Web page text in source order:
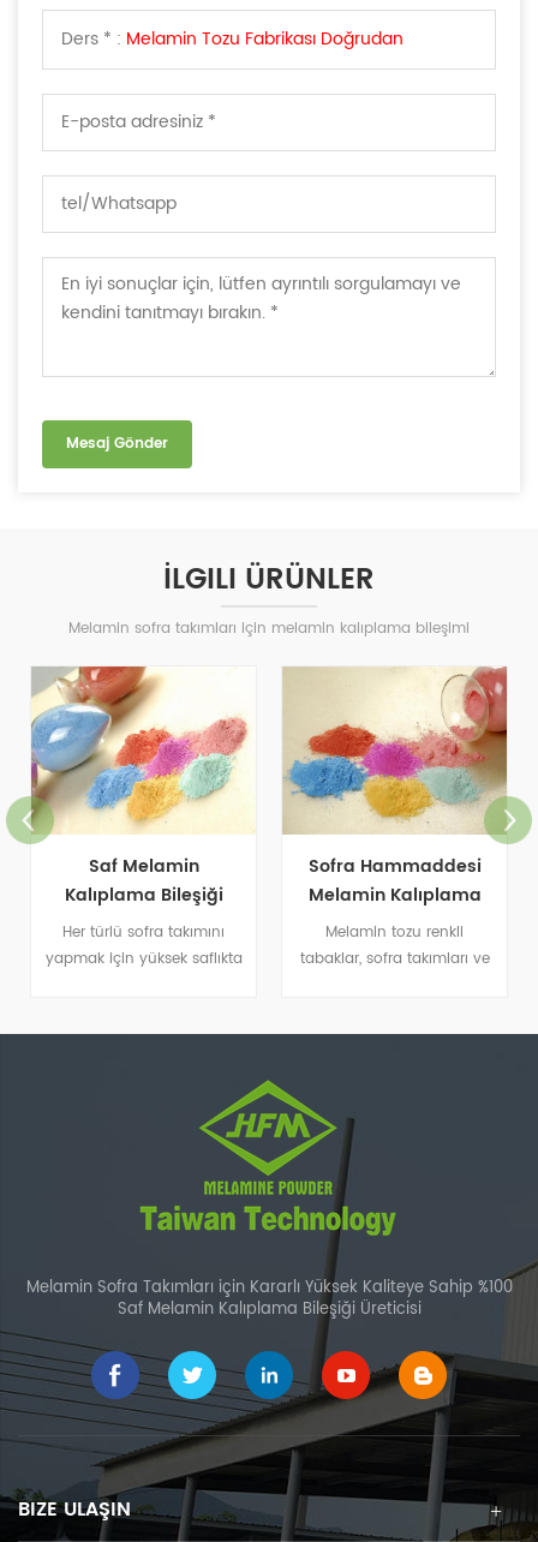
Ders * : Melamin Tozu Fabrikası Doğrudan
İLGILI ÜRÜNLER
Melamin sofra takımları için melamin kalıplama bileşimi
Saf Melamin
Kalıplama Bileşiği
Her türlü sofra takımını
yapmak için yüksek saflıkta
Sofra Hammaddesi
Melamin Kalıplama
Tozu
Melamin tozu renkli
tabaklar, sofra takımları ve
Melamin Sofra Takımları için Kararlı Yüksek Kaliteye Sahip %100
Saf Melamin Kalıplama Bileşiği Üreticisi
BIZE ULAŞIN